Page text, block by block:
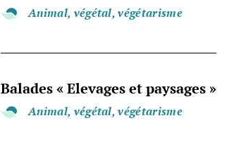
Animal, végétal, végétarisme
Balades « Elevages et paysages »
Animal, végétal, végétarisme